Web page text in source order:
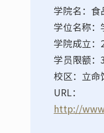
学院名：食
学位名称：
学院成立：
学员限额：
校区：立
URL：
http://